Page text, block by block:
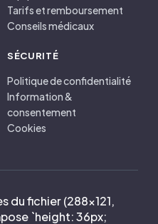
Tarifs et remboursement
Conseils médicaux
SÉCURITÉ
Politique de confidentialité
Information &
consentement
Cookies
du fichier (288×121,
`height: 36px;